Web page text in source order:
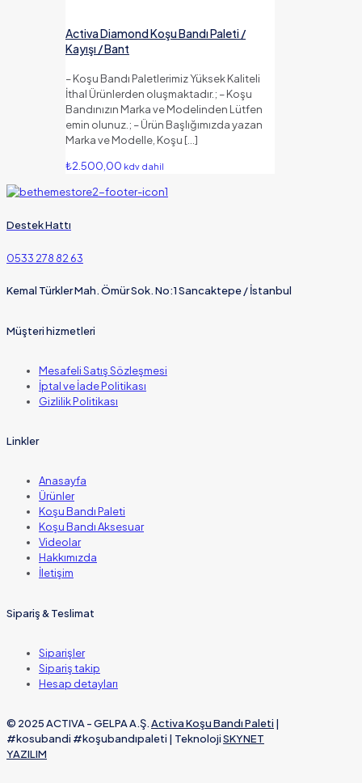
Activa Diamond Koşu Bandı Paleti /
Kayışı / Bant
– Koşu Bandı Paletlerimiz Yüksek Kaliteli
İthal Ürünlerden oluşmaktadır.; – Koşu
Bandınızın Marka ve Modelinden Lütfen
emin olunuz.; – Ürün Başlığımızda yazan
Marka ve Modelle, Koşu […]
₺2.500,00 kdv dahil
Destek Hattı
0533 278 82 63
Kemal Türkler Mah. Ömür Sok. No:1 Sancaktepe / İstanbul
Müşteri hizmetleri
Mesafeli Satış Sözleşmesi
İptal ve İade Politikası
Gizlilik Politikası
Linkler
Anasayfa
Ürünler
Koşu Bandı Paleti
Koşu Bandı Aksesuar
Videolar
Hakkımızda
İletişim
Sipariş & Teslimat
Siparişler
Sipariş takip
Hesap detayları
© 2025 ACTIVA - GELPA A.Ş.Activa Koşu Bandı Paleti |
#kosubandi #koşubandıpaleti | TeknolojiSKYNET
YAZILIM